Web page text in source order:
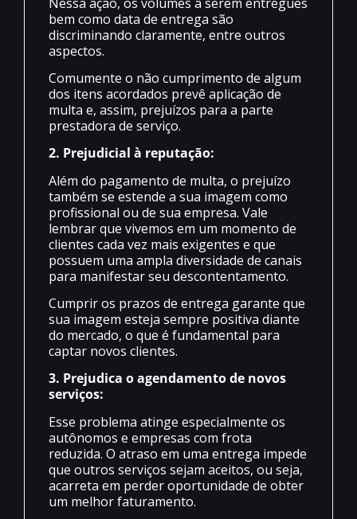
bem como data de entrega são
discriminando claramente, entre outros
aspectos.
Comumente o não cumprimento de algum
dos itens acordados prevê aplicação de
multa e, assim, prejuízos para a parte
prestadora de serviço.
2. Prejudicial à reputação:
Além do pagamento de multa, o prejuízo
também se estende a sua imagem como
profissional ou de sua empresa. Vale
lembrar que vivemos em um momento de
clientes cada vez mais exigentes e que
possuem uma ampla diversidade de canais
para manifestar seu descontentamento.
Cumprir os prazos de entrega garante que
sua imagem esteja sempre positiva diante
do mercado, o que é fundamental para
captar novos clientes.
3. Prejudica o agendamento de novos
serviços:
Esse problema atinge especialmente os
autônomos e empresas com frota
reduzida. O atraso em uma entrega impede
que outros serviços sejam aceitos, ou seja,
acarreta em perder oportunidade de obter
um melhor faturamento.